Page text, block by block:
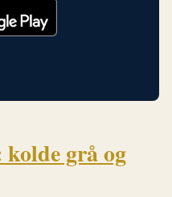
kolde grå og